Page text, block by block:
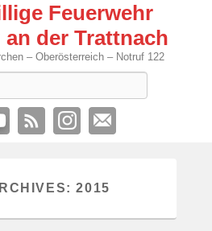
Feuerwehr
an der Trattnach
– Oberösterreich – Notruf 122
2015